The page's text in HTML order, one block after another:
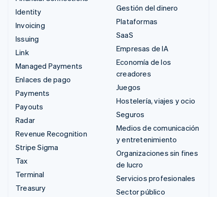
Identity
Invoicing
Issuing
Link
Managed Payments
Enlaces de pago
Payments
Payouts
Radar
Revenue Recognition
Stripe Sigma
Tax
Terminal
Treasury
Gestión del dinero
Plataformas
SaaS
Empresas de IA
Economía de los
creadores
Juegos
Hostelería, viajes y ocio
Seguros
Medios de comunicación
y entretenimiento
Organizaciones sin fines
de lucro
Servicios profesionales
Sector público